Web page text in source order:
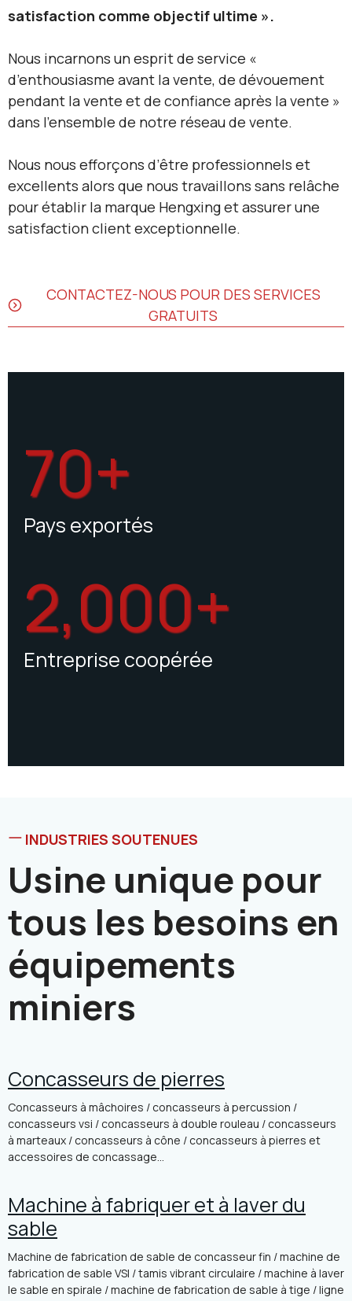
70+
Pays exportés
2,000+
Entreprise coopérée
satisfaction comme objectif ultime ».
Nous incarnons un esprit de service «
d’enthousiasme avant la vente, de dévouement
pendant la vente et de confiance après la vente »
dans l’ensemble de notre réseau de vente.
Nous nous efforçons d’être professionnels et
excellents alors que nous travaillons sans relâche
pour établir la marque Hengxing et assurer une
satisfaction client exceptionnelle.
CONTACTEZ-NOUS POUR DES SERVICES
GRATUITS
INDUSTRIES SOUTENUES
Usine unique pour
tous les besoins en
équipements
miniers
Concasseurs de pierres
Concasseurs à mâchoires / concasseurs à percussion /
concasseurs vsi / concasseurs à double rouleau / concasseurs
à marteaux / concasseurs à cône / concasseurs à pierres et
accessoires de concassage...
Machine à fabriquer et à laver du
sable
Machine de fabrication de sable de concasseur fin / machine de
fabrication de sable VSI / tamis vibrant circulaire / machine à laver
le sable en spirale / machine de fabrication de sable à tige / ligne